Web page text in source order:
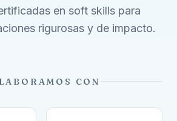
en soft skills para
rigurosas y de impacto.
CON